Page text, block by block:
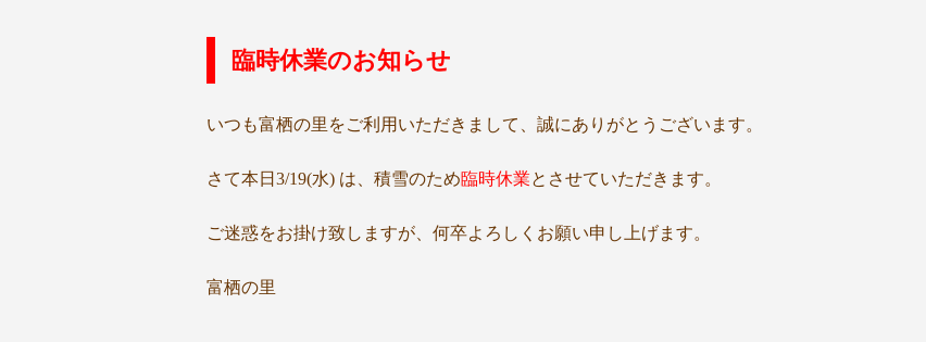
臨時休業のお知らせ
いつも富栖の里をご利用いただきまして、誠にありがとうございます。
さて本日3/19(水) は、積雪のため臨時休業とさせていただきます。
ご迷惑をお掛け致しますが、何卒よろしくお願い申し上げます。
富栖の里